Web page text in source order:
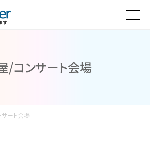
/コンサート会場
ート会場